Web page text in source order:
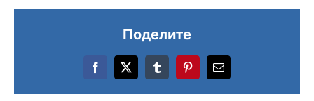
Поделите
Facebook
X TumblrPinterestEmail